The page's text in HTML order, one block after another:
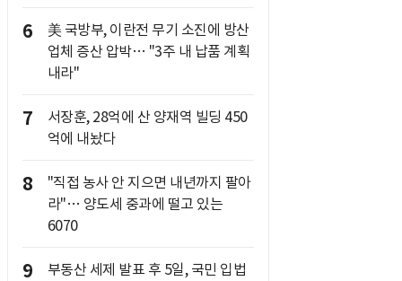
6
美 국방부, 이란전 무기 소진에 방산
업체 증산 압박… "3주 내 납품 계획
내라"
7
서장훈, 28억에 산 양재역 빌딩 450
억에 내놨다
8
"직접 농사 안 지으면 내년까지 팔아
라"… 양도세 중과에 떨고 있는
6070
9 부동산 세제 발표 후 5일, 국민 입법